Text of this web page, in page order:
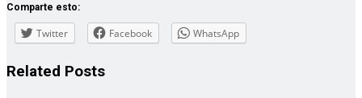
Comparte esto:
Twitter Facebook WhatsApp
Related Posts